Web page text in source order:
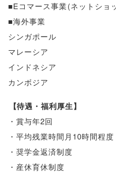
■Eコマース事業(ネットショ
■海外事業
シンガポール
マレーシア
インドネシア
カンボジア
【待遇・福利厚生】
・賞与年2回
・平均残業時間月10時間程度
・奨学金返済制度
・産休育休制度